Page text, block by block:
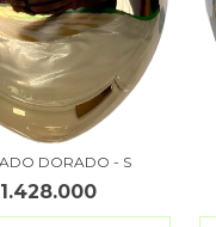
DORADO - S